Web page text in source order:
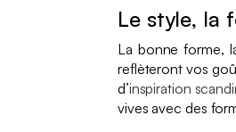
Le style, la
La bonne forme,
reflèteront vos
d’inspiration
vives avec des